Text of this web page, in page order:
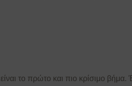
το πρώτο και πιο κρίσιμο